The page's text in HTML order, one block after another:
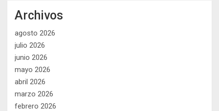
Archivos
agosto 2026
julio 2026
junio 2026
mayo 2026
abril 2026
marzo 2026
febrero 2026